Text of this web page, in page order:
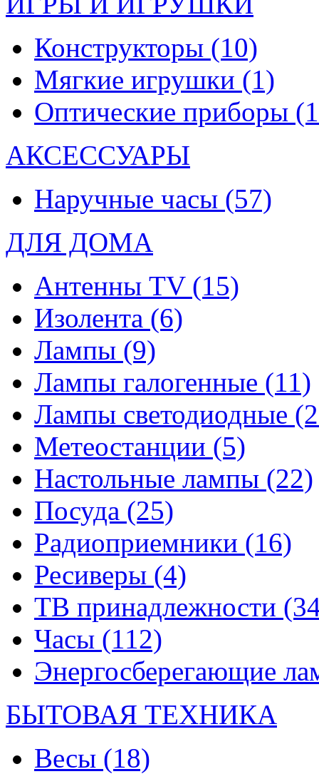
Конструкторы (10)
Мягкие игрушки (1)
Оптические приборы
АКСЕССУАРЫ
Наручные часы (57)
ДЛЯ ДОМА
Антенны TV (15)
Изолента (6)
Лампы (9)
Лампы галогенные (11)
Лампы светодиодные
Метеостанции (5)
Настольные лампы (22)
Посуда (25)
Радиоприемники (16)
Ресиверы (4)
ТВ принадлежности
Часы (112)
Энергосберегающие
БЫТОВАЯ ТЕХНИКА
Весы (18)